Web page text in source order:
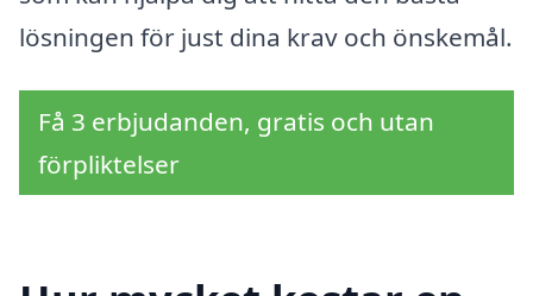
lösningen för just dina krav och önskemål.
Få 3 erbjudanden, gratis och utan
förpliktelser